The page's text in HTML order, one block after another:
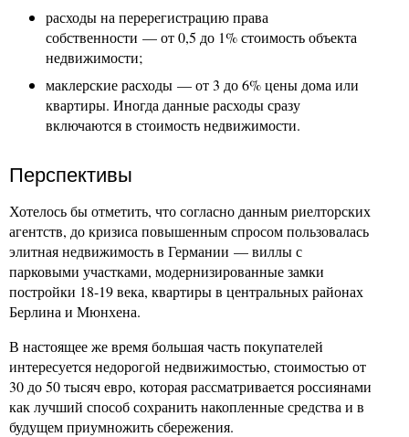
расходы на перерегистрацию права
собственности — от 0,5 до 1% стоимость объекта
недвижимости;
маклерские расходы — от 3 до 6% цены дома или
квартиры. Иногда данные расходы сразу
включаются в стоимость недвижимости.
Перспективы
Хотелось бы отметить, что согласно данным риелторских
агентств, до кризиса повышенным спросом пользовалась
элитная недвижимость в Германии — виллы с
парковыми участками, модернизированные замки
постройки 18-19 века, квартиры в центральных районах
Берлина и Мюнхена.
В настоящее же время большая часть покупателей
интересуется недорогой недвижимостью, стоимостью от
30 до 50 тысяч евро, которая рассматривается россиянами
как лучший способ сохранить накопленные средства и в
будущем приумножить сбережения.